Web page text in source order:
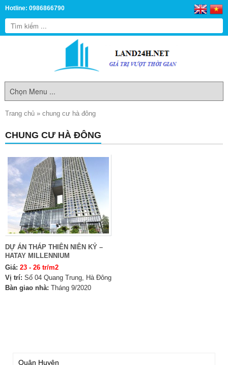
Hotline: 0986866790
Trang chủ » chung cư hà đông
CHUNG CƯ HÀ ĐÔNG
DỰ ÁN THÁP THIÊN NIÊN KỶ –
HATAY MILLENNIUM
Giá: 23 - 26 tr/m2
Vị trí: Số 04 Quang Trung, Hà Đông
Bàn giao nhà: Tháng 9/2020